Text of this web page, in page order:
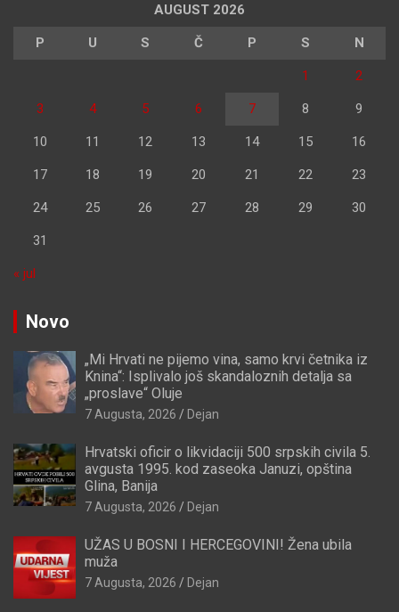
AUGUST 2026
P U S Č P S N
1 2
3 4 5 6 7 8 9
10 11 12 13 14 15 16
17 18 19 20 21 22 23
24 25 26 27 28 29 30
31
« jul
Novo
„Mi Hrvati ne pijemo vina, samo krvi četnika iz
Knina“: Isplivalo još skandaloznih detalja sa
„proslave“ Oluje
7 Augusta, 2026 Dejan
Hrvatski oficir o likvidaciji 500 srpskih civila 5.
avgusta 1995. kod zaseoka Januzi, opština
Glina, Banija
7 Augusta, 2026 Dejan
UŽAS U BOSNI I HERCEGOVINI! Žena ubila
muža
7 Augusta, 2026 Dejan